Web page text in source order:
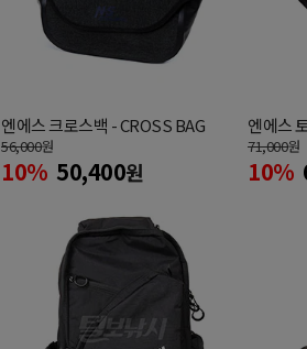
엔에스 크로스백 - CROSS BAG
56,000원
10% 50,400원
엔에스
71,000원
10%